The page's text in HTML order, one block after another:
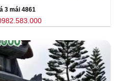
3 mái 4861